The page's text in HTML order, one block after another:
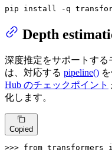
pip install -q
Depth
深度推定をサポートす
は、対応する pipeline()
Hub のチェックポイント
化します。
Copied
>>> from transformers